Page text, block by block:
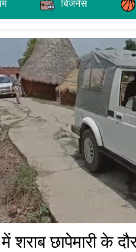
बिजनेस
में शराब छापेमारी के